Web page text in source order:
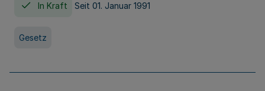
In Kraft Seit 01. Januar 1991
Gesetz